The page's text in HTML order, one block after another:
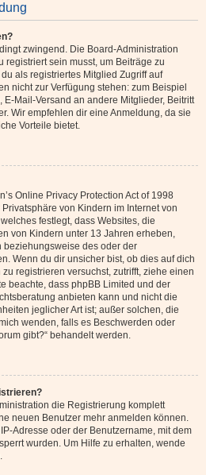
zwingend. Die Board-Administration
registriert sein musst, um Beiträge zu
als registriertes Mitglied Zugriff auf
nicht zur Verfügung stehen: zum Beispiel
Mail-Versand an andere Mitglieder, Beitritt
Wir empfehlen dir eine Anmeldung, da sie
Vorteile bietet.
Online Privacy Protection Act of 1998
von Kindern im Internet von
festlegt, dass Websites, die
von Kindern unter 13 Jahren erheben,
beziehungsweise des oder der
Wenn du dir unsicher bist, ob dies auf dich
registrieren versuchst, zutrifft, ziehe einen
beachte, dass phpBB Limited und der
anbieten kann und nicht die
jeglicher Art ist; außer solchen, die
wenden, falls es Beschwerden oder
gibt?“ behandelt werden.
die Registrierung komplett
neuen Benutzer mehr anmelden können.
Adresse oder der Benutzername, mit dem
wurden. Um Hilfe zu erhalten, wende